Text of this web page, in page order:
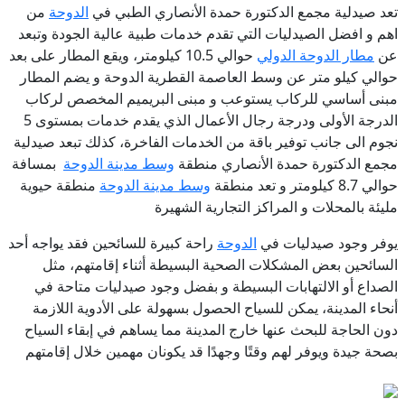
تعد صيدلية مجمع الدكتورة حمدة الأنصاري الطبي في الدوحة من
اهم و افضل الصيدليات التي تقدم خدمات طبية عالية الجودة وتبعد
عن مطار الدوحة الدولي
حوالي 10.5 كيلومتر، ويقع المطار على بعد
حوالي كيلو متر عن وسط العاصمة القطرية الدوحة و يضم المطار
مبنى أساسي للركاب يستوعب و مبنى البريميم المخصص لركاب
الدرجة الأولى ودرجة رجال الأعمال الذي يقدم خدمات بمستوى 5
نجوم الى جانب توفير باقة من الخدمات الفاخرة، كذلك تبعد صيدلية
مجمع الدكتورة حمدة الأنصاري منطقة وسط مدينة الدوحة بمسافة
حوالي 8.7 كيلومتر و تعد منطقة
وسط مدينة الدوحة منطقة حيوية
مليئة بالمحلات و المراكز التجارية الشهيرة
يوفر وجود صيدليات في الدوحة راحة كبيرة للسائحين فقد يواجه أحد
السائحين بعض المشكلات الصحية البسيطة أثناء إقامتهم، مثل
الصداع أو الالتهابات البسيطة و بفضل وجود صيدليات متاحة في
أنحاء المدينة، يمكن للسياح الحصول بسهولة على الأدوية اللازمة
دون الحاجة للبحث عنها خارج المدينة مما يساهم في إبقاء السياح
بصحة جيدة ويوفر لهم وقتًا وجهدًا قد يكونان مهمين خلال إقامتهم